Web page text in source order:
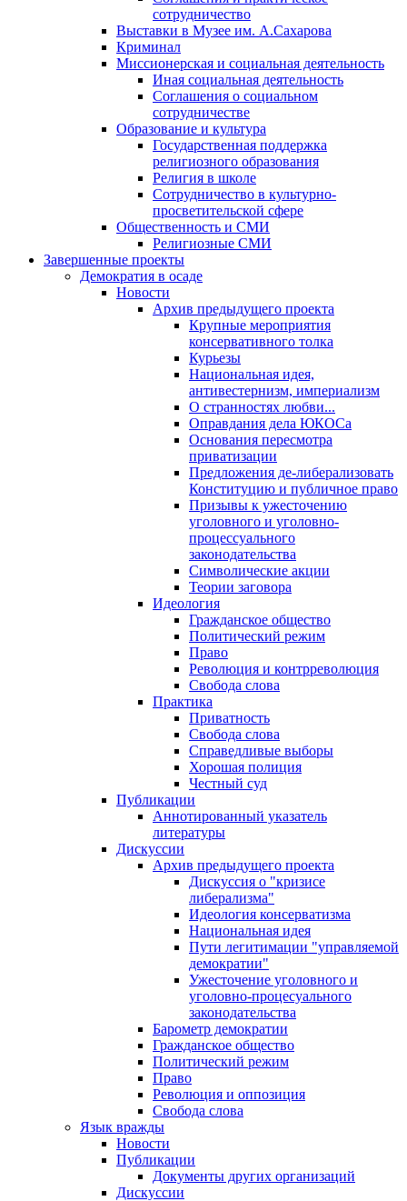
сотрудничество
Выставки в Музее им. А.Сахарова
Криминал
Миссионерская и социальная деятельность
Иная социальная деятельность
Соглашения о социальном
сотрудничестве
Образование и культура
Государственная поддержка
религиозного образования
Религия в школе
Сотрудничество в культурно-
просветительской сфере
Общественность и СМИ
Религиозные СМИ
Завершенные проекты
Демократия в осаде
Новости
Архив предыдущего проекта
Крупные мероприятия
консервативного толка
Курьезы
Национальная идея,
антивестернизм, империализм
О странностях любви...
Оправдания дела ЮКОСа
Основания пересмотра
приватизации
Предложения де-либерализовать
Конституцию и публичное право
Призывы к ужесточению
уголовного и уголовно-
процессуального
законодательства
Символические акции
Теории заговора
Идеология
Гражданское общество
Политический режим
Право
Революция и контрреволюция
Свобода слова
Практика
Приватность
Свобода слова
Справедливые выборы
Хорошая полиция
Честный суд
Публикации
Аннотированный указатель
литературы
Дискуссии
Архив предыдущего проекта
Дискуссия о "кризисе
либерализма"
Идеология консерватизма
Национальная идея
Пути легитимации "управляемой
демократии"
Ужесточение уголовного и
уголовно-процесуального
законодательства
Барометр демократии
Гражданское общество
Политический режим
Право
Революция и оппозиция
Свобода слова
Язык вражды
Новости
Публикации
Документы других организаций
Дискуссии